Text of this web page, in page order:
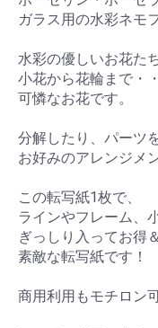
ガラス用の水彩ネモ
水彩の優しいお花たち
小花から花輪まで・
可憐なお花です。
分解したり、パーツ
お好みのアレンジメ
この転写紙1枚で、
ラインやフレーム、
ぎっしり入ってお得
素敵な転写紙です！
商用利用もモチロン